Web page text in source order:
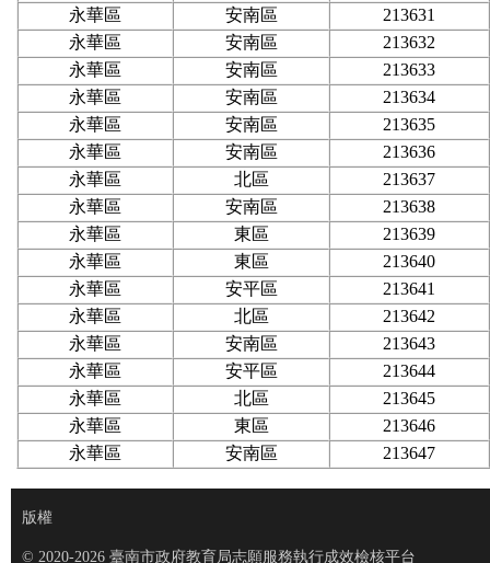
永華區
安南區
213631
永華區
安南區
213632
永華區
安南區
213633
永華區
安南區
213634
永華區
安南區
213635
永華區
安南區
213636
永華區
北區
213637
永華區
安南區
213638
永華區
東區
213639
永華區
東區
213640
永華區
安平區
213641
永華區
北區
213642
永華區
安南區
213643
永華區
安平區
213644
永華區
北區
213645
永華區
東區
213646
永華區
安南區 213647
版權
© 2020-2026 臺南市政府教育局志願服務執行成效檢核平台